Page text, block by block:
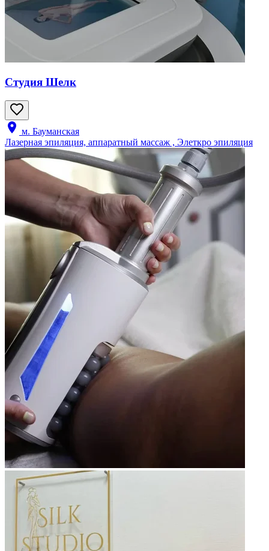
Студия Шелк
м. Бауманская
Лазерная эпиляция, аппаратный массаж , Элеткро эпиляция